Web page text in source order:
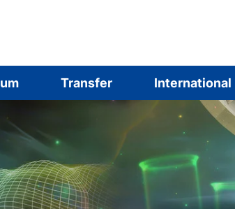
Transfer International